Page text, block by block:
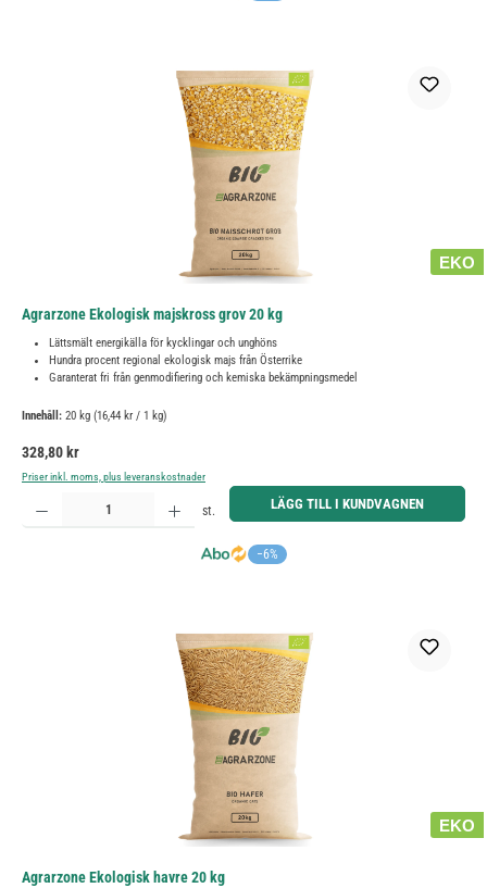
EKO
Agrarzone Ekologisk majskross grov 20 kg
Lättsmält energikälla för kycklingar och unghöns
Hundra procent regional ekologisk majs från Österrike
Garanterat fri från genmodifiering och kemiska bekämpningsmedel
Innehåll: 20 kg (16,44 kr / 1 kg)
Ordinarie pris:
328,80 kr
Priser inkl. moms, plus leveranskostnader
−6%
Produktkvantitet: Ange önskat belopp eller använd knapparna för att öka eller minska kvantiteten.
st. LÄGG TILL I KUNDVAGNEN
EKO
Agrarzone Ekologisk havre 20 kg